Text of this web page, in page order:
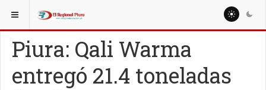
ESTÁ AQUÍ: REGIÓN PIURA
Piura: Qali Warma
entregó 21.4 toneladas